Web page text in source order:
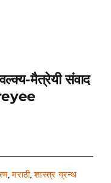
मैत्रेयी संवाद
,मराठी,शास्त्र ग्रन्थ